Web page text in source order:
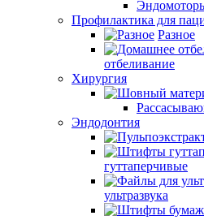
Профилактика для
Разное
отбеливание
Хирургия
Эндодонтия
гуттаперчивые
ультразвука